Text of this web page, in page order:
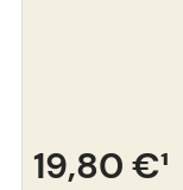
19,80 €¹